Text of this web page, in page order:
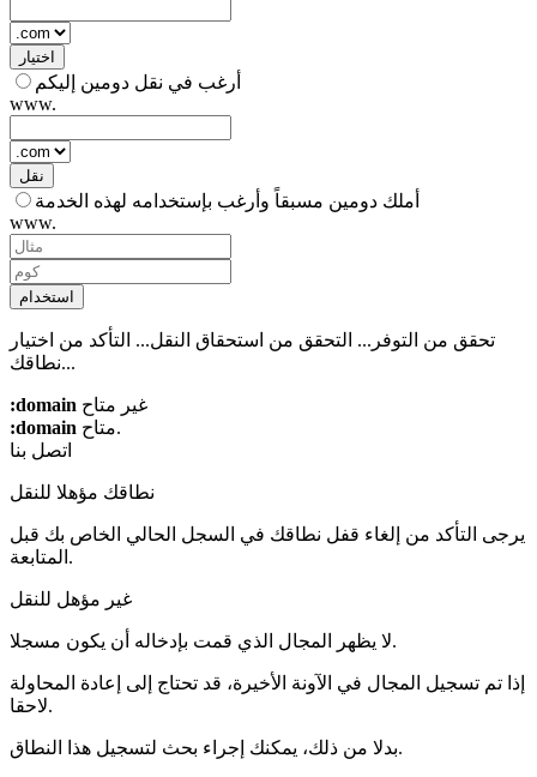
اختيار
أرغب في نقل دومين إليكم
www.
نقل
أملك دومين مسبقاً وأرغب بإستخدامه لهذه الخدمة
www.
استخدام
تحقق من التوفر... التحقق من استحقاق النقل... التأكد من اختيار
نطاقك...
:domain غير متاح
:domain
متاح.
اتصل بنا
نطاقك مؤهلا للنقل
يرجى التأكد من إلغاء قفل نطاقك في السجل الحالي الخاص بك قبل
المتابعة.
غير مؤهل للنقل
لا يظهر المجال الذي قمت بإدخاله أن يكون مسجلا.
إذا تم تسجيل المجال في الآونة الأخيرة، قد تحتاج إلى إعادة المحاولة
لاحقا.
بدلا من ذلك، يمكنك إجراء بحث لتسجيل هذا النطاق.